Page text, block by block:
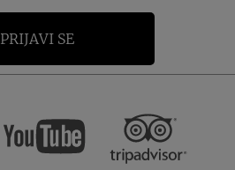
PRIJAVI SE